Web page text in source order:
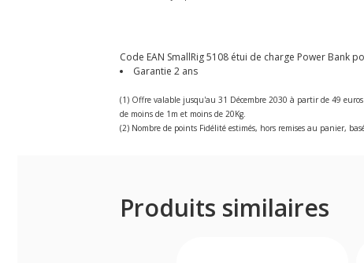
Code EAN SmallRig 5108 étui de charge Power Bank
Garantie 2 ans
(1) Offre valable jusqu'au 31 Décembre 2030 à partir de 49
de moins de 1m et moins de 20Kg.
(2) Nombre de points Fidélité estimés, hors remises au panier,
Produits similaires